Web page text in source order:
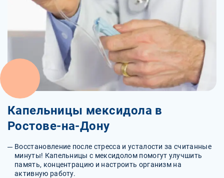
Капельницы мексидола в
Ростове-на-Дону
Восстановление после стресса и усталости за считанные
минуты! Капельницы с мексидолом помогут улучшить
память, концентрацию и настроить организм на
активную работу.